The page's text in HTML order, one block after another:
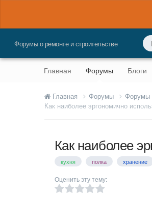
Форумы о ремонте и строительстве
Главная Форумы Блоги
Главная Форумы Форумы
Как наиболее эргономично
Как наиболее
кухня полка хранение
Оценить эту тему: